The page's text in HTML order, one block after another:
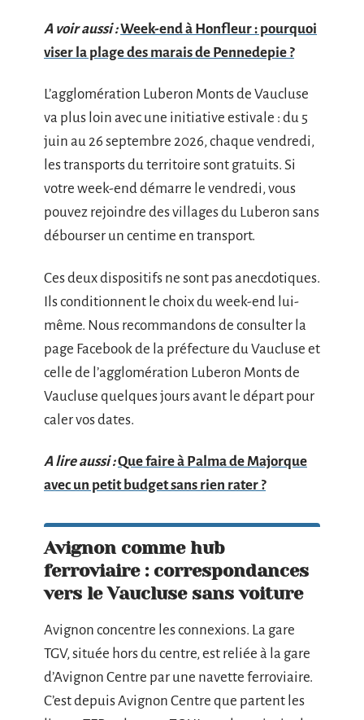
A voir aussi :Week-end à Honfleur : pourquoi
viser la plage des marais de Pennedepie ?
L’agglomération Luberon Monts de Vaucluse
va plus loin avec une initiative estivale : du 5
juin au 26 septembre 2026, chaque vendredi,
les transports du territoire sont gratuits. Si
votre week-end démarre le vendredi, vous
pouvez rejoindre des villages du Luberon sans
débourser un centime en transport.
Ces deux dispositifs ne sont pas anecdotiques.
Ils conditionnent le choix du week-end lui-
même. Nous recommandons de consulter la
page Facebook de la préfecture du Vaucluse et
celle de l’agglomération Luberon Monts de
Vaucluse quelques jours avant le départ pour
caler vos dates.
A lire aussi :Que faire à Palma de Majorque
avec un petit budget sans rien rater ?
Avignon comme hub
ferroviaire : correspondances
vers le Vaucluse sans voiture
Avignon concentre les connexions. La gare
TGV, située hors du centre, est reliée à la gare
d’Avignon Centre par une navette ferroviaire.
C’est depuis Avignon Centre que partent les